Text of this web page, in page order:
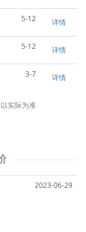
5-12 详情
5-12 详情
3-7 详情
实际为准
2023-06-29